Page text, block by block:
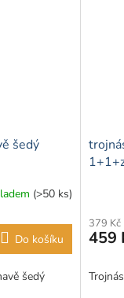
šedý
(>50 ks)
Do košíku
šedý
379 Kč
459